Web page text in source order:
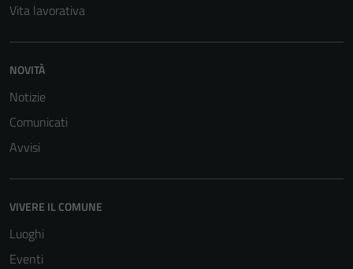
Vita lavorativa
NOVITÀ
Notizie
Comunicati
Avvisi
VIVERE IL COMUNE
Luoghi
Eventi
Questi cookie